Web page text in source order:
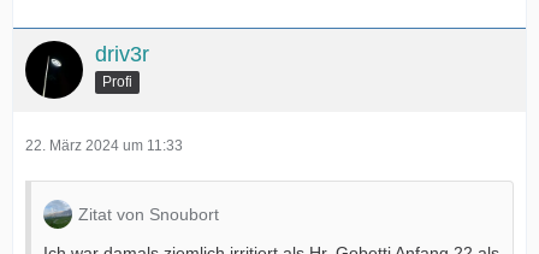
driv3r
Profi
22. März 2024 um 11:33
Zitat von Snoubort